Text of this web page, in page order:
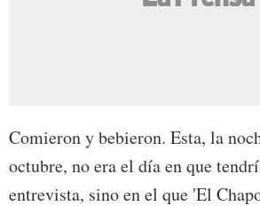
Comieron y bebieron. Esta, la
octubre, no era el día en que
entrevista, sino en el que 'El